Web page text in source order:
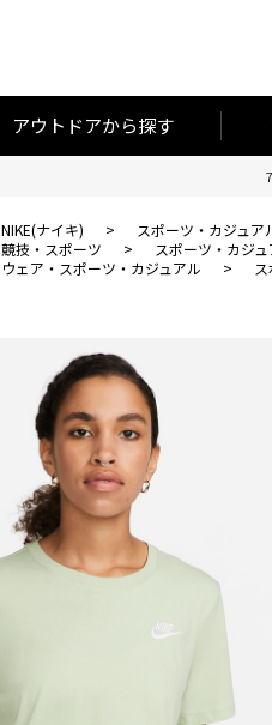
アウトドアから探す
NIKE(ナイキ) > スポーツ・カジュア
競技・スポーツ > スポーツ・カジ
ウェア・スポーツ・カジュアル >